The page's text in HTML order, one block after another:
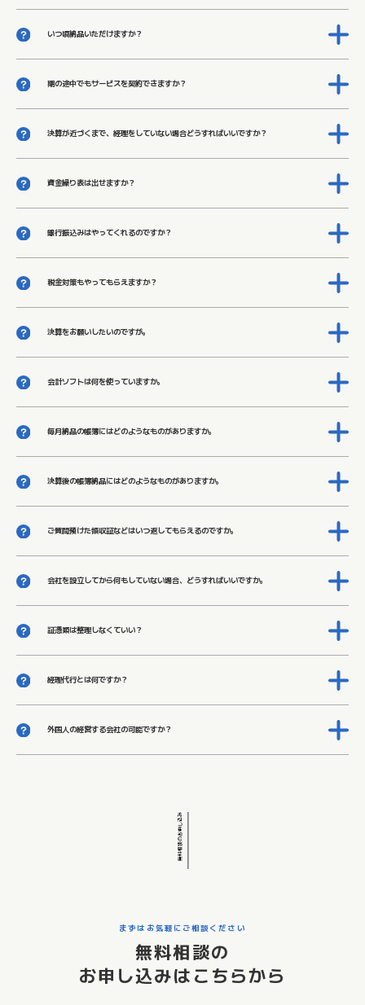
いつ頃納品いただけますか？
期の途中でもサービスを契約できますか？
全く試算表ができていない場合は、期の初めからになります。
決算が近づくまで、経理をしていない場合どうすればいいですか？
合わせて決算の確定申告書までを約１ヶ月間で完了させるご注文も承っています。
資金繰り表は出せますか？
銀行振込みはやってくれるのですか？
税金対策もやってもらえますか？
す。
す。
決算をお願いしたいのですが。
会計ソフトは何を使っていますか。
お客様が普段使用されているFreeやマネーフォワードも可能です。ご相談ください。
毎月納品の帳簿にはどのようなものがありますか。
一覧表、売上集計表、仕入集計表です。このほかにも帳簿の出力は可能です。お客さまのご
決算後の帳簿納品にはどのようなものがありますか。
掛残高一覧表、売上集計表、仕入集計表、賃金台帳などです。このほかにも帳簿の出力は可
ご質問預けた領収証などはいつ返してもらえるのですか。
書・総勘定元帳などの納品と一緒にご返却します。毎月ご返却を希望される場合はご相談く
会社を設立してから何もしていない場合、どうすればいいですか。
必要です。提携の税理士でもおこなうことができますので、まずは一度ご相談ください。
証憑類は整理しなくていい？
経理代行とは何ですか？
ます。
外国人の経営する会社の可能ですか？
無料相談のお申し込み
まずはお気軽にご相談ください
無料相談の
お申し込みはこちらから